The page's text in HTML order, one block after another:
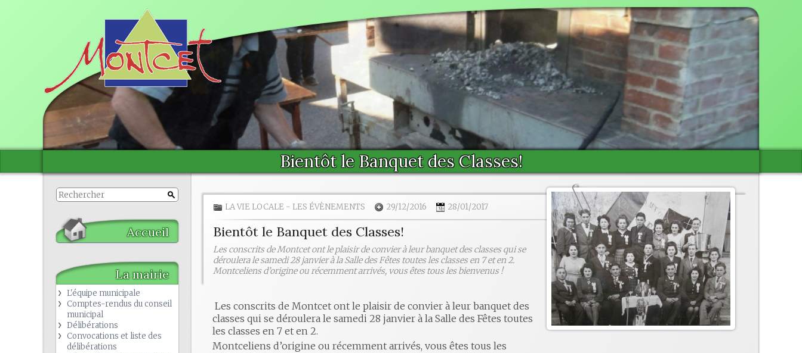
Bientôt le Banquet des Classes!
Accueil
La mairie
L'équipe municipale
Comptes-rendus du conseil
municipal
Délibérations
Convocations et liste des
délibérations
LA VIE LOCALE - LES ÉVÈNEMENTS 29/12/2016 28/01/2017
Bientôt le Banquet des Classes!
Les conscrits de Montcet ont le plaisir de convier à leur banquet des classes qui se
déroulera le samedi 28 janvier à la Salle des Fêtes toutes les classes en 7 et en 2.
Montceliens d’origine ou récemment arrivés, vous êtes tous les bienvenus !
Les conscrits de Montcet ont le plaisir de convier à leur banquet des
classes qui se déroulera le samedi 28 janvier à la Salle des Fêtes toutes
les classes en 7 et en 2.
Montceliens d’origine ou récemment arrivés, vous êtes tous les